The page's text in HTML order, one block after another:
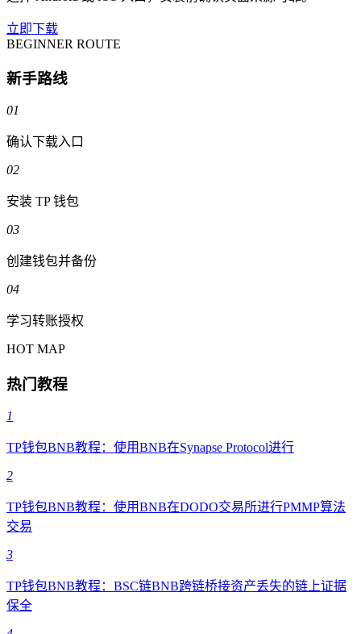
立即下载
BEGINNER ROUTE
新手路线
01
确认下载入口
02
安装 TP 钱包
03
创建钱包并备份
04
学习转账授权
HOT MAP
热门教程
1
TP钱包BNB教程：使用BNB在Synapse Protocol进行
2
TP钱包BNB教程：使用BNB在DODO交易所进行PMMP算法
交易
3
TP钱包BNB教程：BSC链BNB跨链桥接资产丢失的链上证据
保全